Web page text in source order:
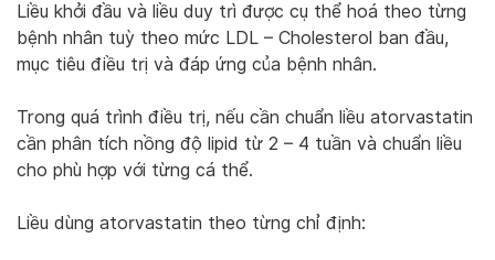
Liều khởi đầu và liều duy trì được cụ thể hoá theo từng
bệnh nhân tuỳ theo mức LDL – Cholesterol ban đầu,
mục tiêu điều trị và đáp ứng của bệnh nhân.
Trong quá trình điều trị, nếu cần chuẩn liều atorvastatin
cần phân tích nồng độ lipid từ 2 – 4 tuần và chuẩn liều
cho phù hợp với từng cá thể.
Liều dùng atorvastatin theo từng chỉ định: